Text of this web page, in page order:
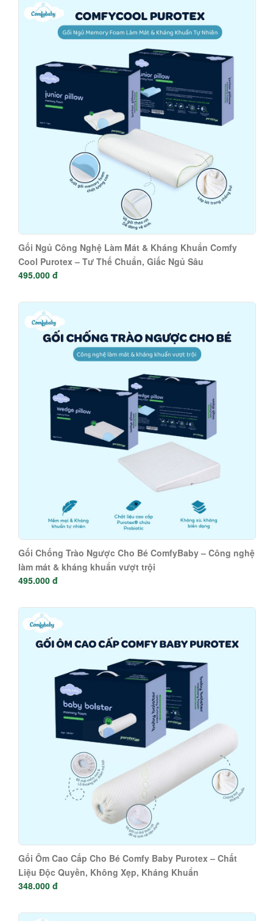
Gối Ngủ Công Nghệ Làm Mát & Kháng Khuẩn Comfy
Cool Purotex – Tư Thế Chuẩn, Giấc Ngủ Sâu
495.000 đ
Gối Chống Trào Ngược Cho Bé ComfyBaby – Công nghệ
làm mát & kháng khuẩn vượt trội
495.000 đ
Gối Ôm Cao Cấp Cho Bé Comfy Baby Purotex – Chất
Liệu Độc Quyền, Không Xẹp, Kháng Khuẩn
348.000 đ